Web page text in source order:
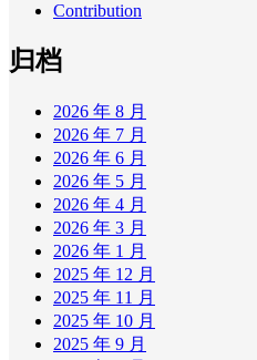
Contribution
归档
2026 年 8 月
2026 年 7 月
2026 年 6 月
2026 年 5 月
2026 年 4 月
2026 年 3 月
2026 年 1 月
2025 年 12 月
2025 年 11 月
2025 年 10 月
2025 年 9 月